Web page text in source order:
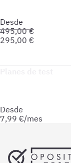
Desde
495,00€
295,00 €
Desde
7,99 €/mes